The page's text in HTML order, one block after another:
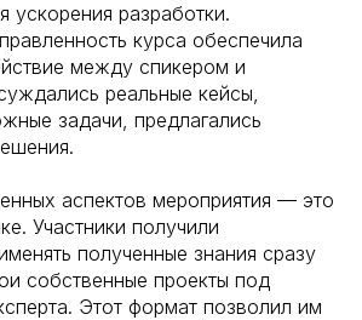
ускорения разработки.
курса обеспечила
между спикером и
реальные кейсы,
задачи, предлагались
аспектов мероприятия — это
Участники получили
полученные знания сразу
собственные проекты под
Этот формат позволил им